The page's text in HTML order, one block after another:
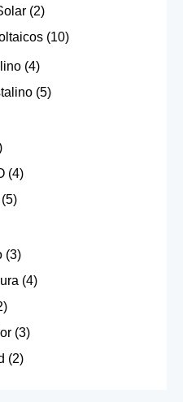
(2)
(10)
(4)
(5)
(4)
(5)
(3)
(4)
(3)
(2)